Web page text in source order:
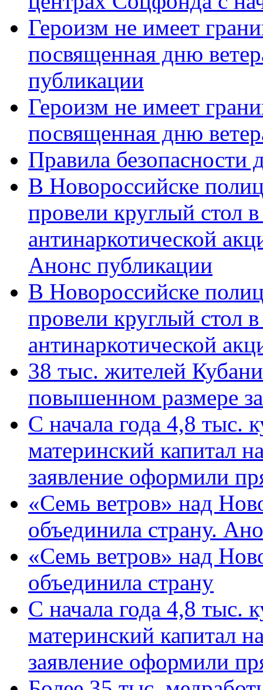
Героизм не имеет
посвященная дню
публикации
Героизм не имеет
посвященная дню
Правила безопасности
В Новороссийске
провели круглый стол
антинаркотической
Анонс публикации
В Новороссийске
провели круглый стол
антинаркотической
38 тыс. жителей
повышенном размере
С начала года 4,8 тыс.
материнский капитал
заявление оформили
«Семь ветров» над
объединила страну.
«Семь ветров» над
объединила страну
С начала года 4,8 тыс.
материнский капитал
заявление оформили